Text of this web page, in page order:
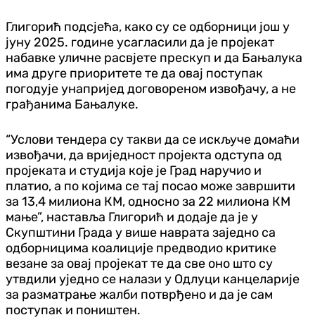
Глигорић подсјећа, како су се одборници још у
јуну 2025. године усагласили да је пројекат
набавке уличне расвјете прескуп и да Бањалука
има друге приоритете те да овај поступак
погодује унапријед договореном извођачу, а не
грађанима Бањалуке.
“Услови тендера су такви да се искључе домаћи
извођачи, да вриједност пројекта одступа од
пројеката и студија које је Град наручио и
платио, а по којима се тај посао може завршити
за 13,4 милиона КМ, односно за 22 милиона КМ
мање”, наставља Глигорић и додаје да је у
Скупштини Града у више наврата заједно са
одборницима коалиције предводио критике
везане за овај пројекат те да све оно што су
утвдили уједно се налази у Одлуци канцеларије
за разматрање жалби потврђено и да је сам
поступак и поништен.